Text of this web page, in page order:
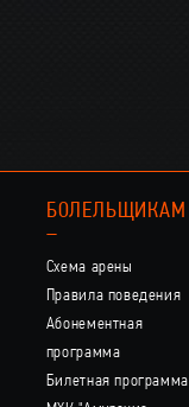
БОЛЕЛЬЩИКАМ
–
Схема арены
Правила поведения
Абонементная
программа
Билетная программа